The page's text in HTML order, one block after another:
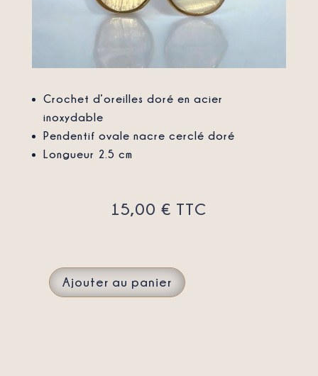
Crochet d’oreilles doré en acier
inoxydable
Pendentif ovale nacre cerclé doré
Longueur 2.5 cm
15,00€ TTC
QUANTITÉ
Ajouter au panier